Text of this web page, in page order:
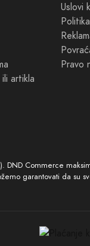
artikla
Uslovi
Pravo
Commerce
garantovati da su